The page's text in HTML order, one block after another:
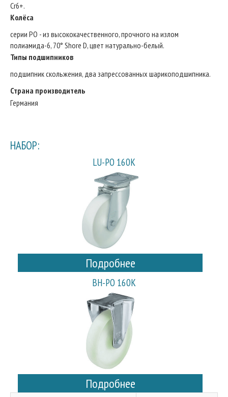
Cr6+.
Колёса
серии PO - из высококачественного, прочного на излом
полиамида-6, 70° Shore D, цвет натурально-белый.
Типы подшипников
подшипник скольжения, два запрессованных шарикоподшипника.
Страна производитель
Германия
НАБОР:
LU-PO 160K
Подробнее
BH-PO 160K
Подробнее